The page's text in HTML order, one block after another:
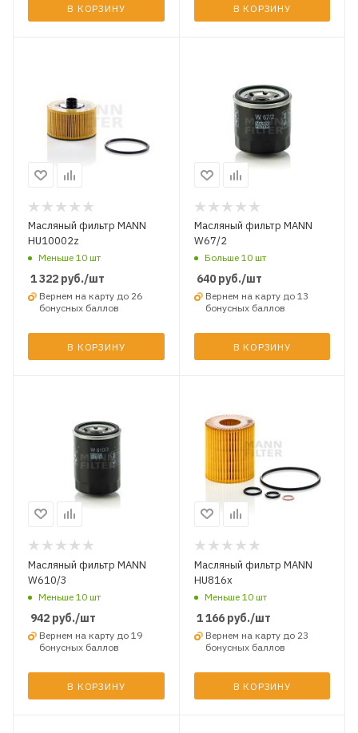
В КОРЗИНУ В КОРЗИНУ
Масляный фильтр MANN
HU10002z
Меньше 10 шт
1 322 руб./шт
Вернем на карту до 26
бонусных баллов
В КОРЗИНУ
Масляный фильтр MANN
W67/2
Больше 10 шт
640руб./шт
Вернем на карту до 13
бонусных баллов
В КОРЗИНУ
Масляный фильтр MANN
W610/3
Меньше 10 шт
942 руб./шт
Вернем на карту до 19
бонусных баллов
В КОРЗИНУ
Масляный фильтр MANN
HU816x
Меньше 10 шт
1 166руб./шт
Вернем на карту до 23
бонусных баллов
В КОРЗИНУ